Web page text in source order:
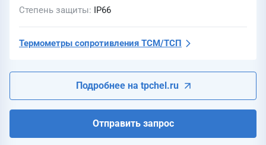
Степень защиты IP66
Термометры сопротивления ТСМ/ТСП
Подробнее на tpchel.ru
Отправить запрос